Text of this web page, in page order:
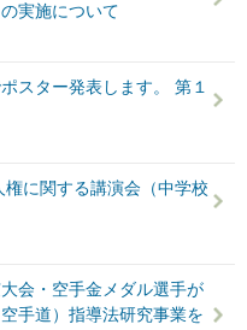
実施について
スター発表します。 第１
権に関する講演会（中学校
会・空手金メダル選手が
手道）指導法研究事業を